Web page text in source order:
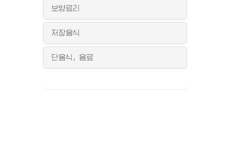
보양료리
저장음식
단음식, 음료